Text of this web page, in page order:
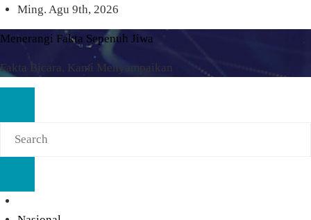
Skip
to
content
Ming. Agu 9th, 2026
Menerangi Fakta Sepenuh Jiwa
Fakta Bicara, Kami Menyampaikan